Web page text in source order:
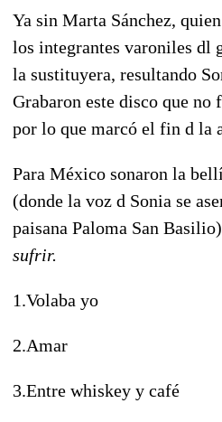
Ya sin Marta Sánchez,
los integrantes varoniles dl
la sustituyera, resultando
Grabaron este disco que no
por lo que marcó el fin d la
Para México sonaron la
(donde la voz d Sonia se
paisana Paloma San
sufrir.
1.Volaba yo
2.Amar
3.Entre whiskey y café